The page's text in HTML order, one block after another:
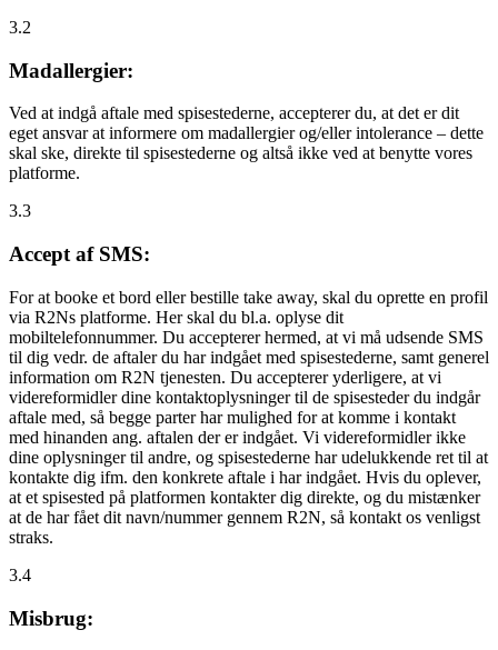
3.2
Madallergier:
Ved at indgå aftale med spisestederne, accepterer du, at det er dit
eget ansvar at informere om madallergier og/eller intolerance – dette
skal ske, direkte til spisestederne og altså ikke ved at benytte vores
platforme.
3.3
Accept af SMS:
For at booke et bord eller bestille take away, skal du oprette en profil
via R2Ns platforme. Her skal du bl.a. oplyse dit
mobiltelefonnummer. Du accepterer hermed, at vi må udsende SMS
til dig vedr. de aftaler du har indgået med spisestederne, samt generel
information om R2N tjenesten. Du accepterer yderligere, at vi
videreformidler dine kontaktoplysninger til de spisesteder du indgår
aftale med, så begge parter har mulighed for at komme i kontakt
med hinanden ang. aftalen der er indgået. Vi videreformidler ikke
dine oplysninger til andre, og spisestederne har udelukkende ret til at
kontakte dig ifm. den konkrete aftale i har indgået. Hvis du oplever,
at et spisested på platformen kontakter dig direkte, og du mistænker
at de har fået dit navn/nummer gennem R2N, så kontakt os venligst
straks.
3.4
Misbrug: